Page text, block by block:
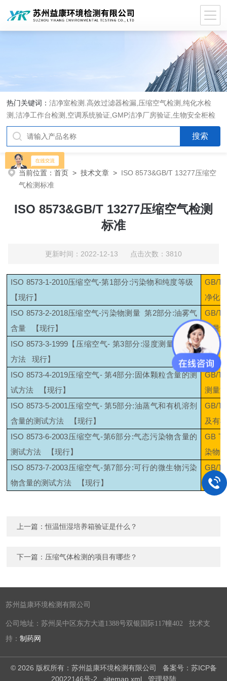
热门关键词：洁净室检测.高效过滤器检漏,压缩空气检测,纯化水检
测,洁净工作台检测,空调系统验证,GMP洁净厂房验证,生物安全柜检
测,洁净度检测,洁净室验收检测,GMP验证方案编写执行
当前位置：首页 >技术文章 > ISO 8573&GB/T 13277压缩空
气检测标准
ISO 8573&GB/T 13277压缩空气检测
标准
更新时间：2022-12-13 点击次数：3810
ISO 8573-1-2010压缩空气-第1部分:污染物和纯度等级
【现行】
GB/T
净化
ISO 8573-2-2018压缩空气-污染物测量 第2部分:油雾气
含量
【现行】
GB/T
含量
ISO 8573-3-1999【压缩空气- 第3部分:湿度测量的测试
方法
现行】
GB/
量方
ISO 8573-4-2019压缩空气-第4部分:固体颗粒含量的测
试方法
【现行】
GB/T
测量
ISO 8573-5-2001压缩空气-第5部分:油蒸气和有机溶剂
含量的测试方法
【现行】
GB/T
及有
ISO 8573-6-2003压缩空气-第6部分:气态污染物含量的
测试方法
【现行】
GB T
染物
ISO 8573-7-2003压缩空气-第7部分:可行的微生物污染
物含量的测试方法
【现行】
GB/T
生物
上一篇：恒温恒湿培养箱验证是什么？
下一篇： 压缩气体检测的项目有哪些？
苏州益康环境检测有限公司
公司地址：苏州吴中区东方大道1388号双银国际117幢402 技术支
持：制药网
© 2026 版权所有：苏州益康环境检测有限公司 备案号：苏ICP备
20022146号-2
sitemap.xml 管理登陆